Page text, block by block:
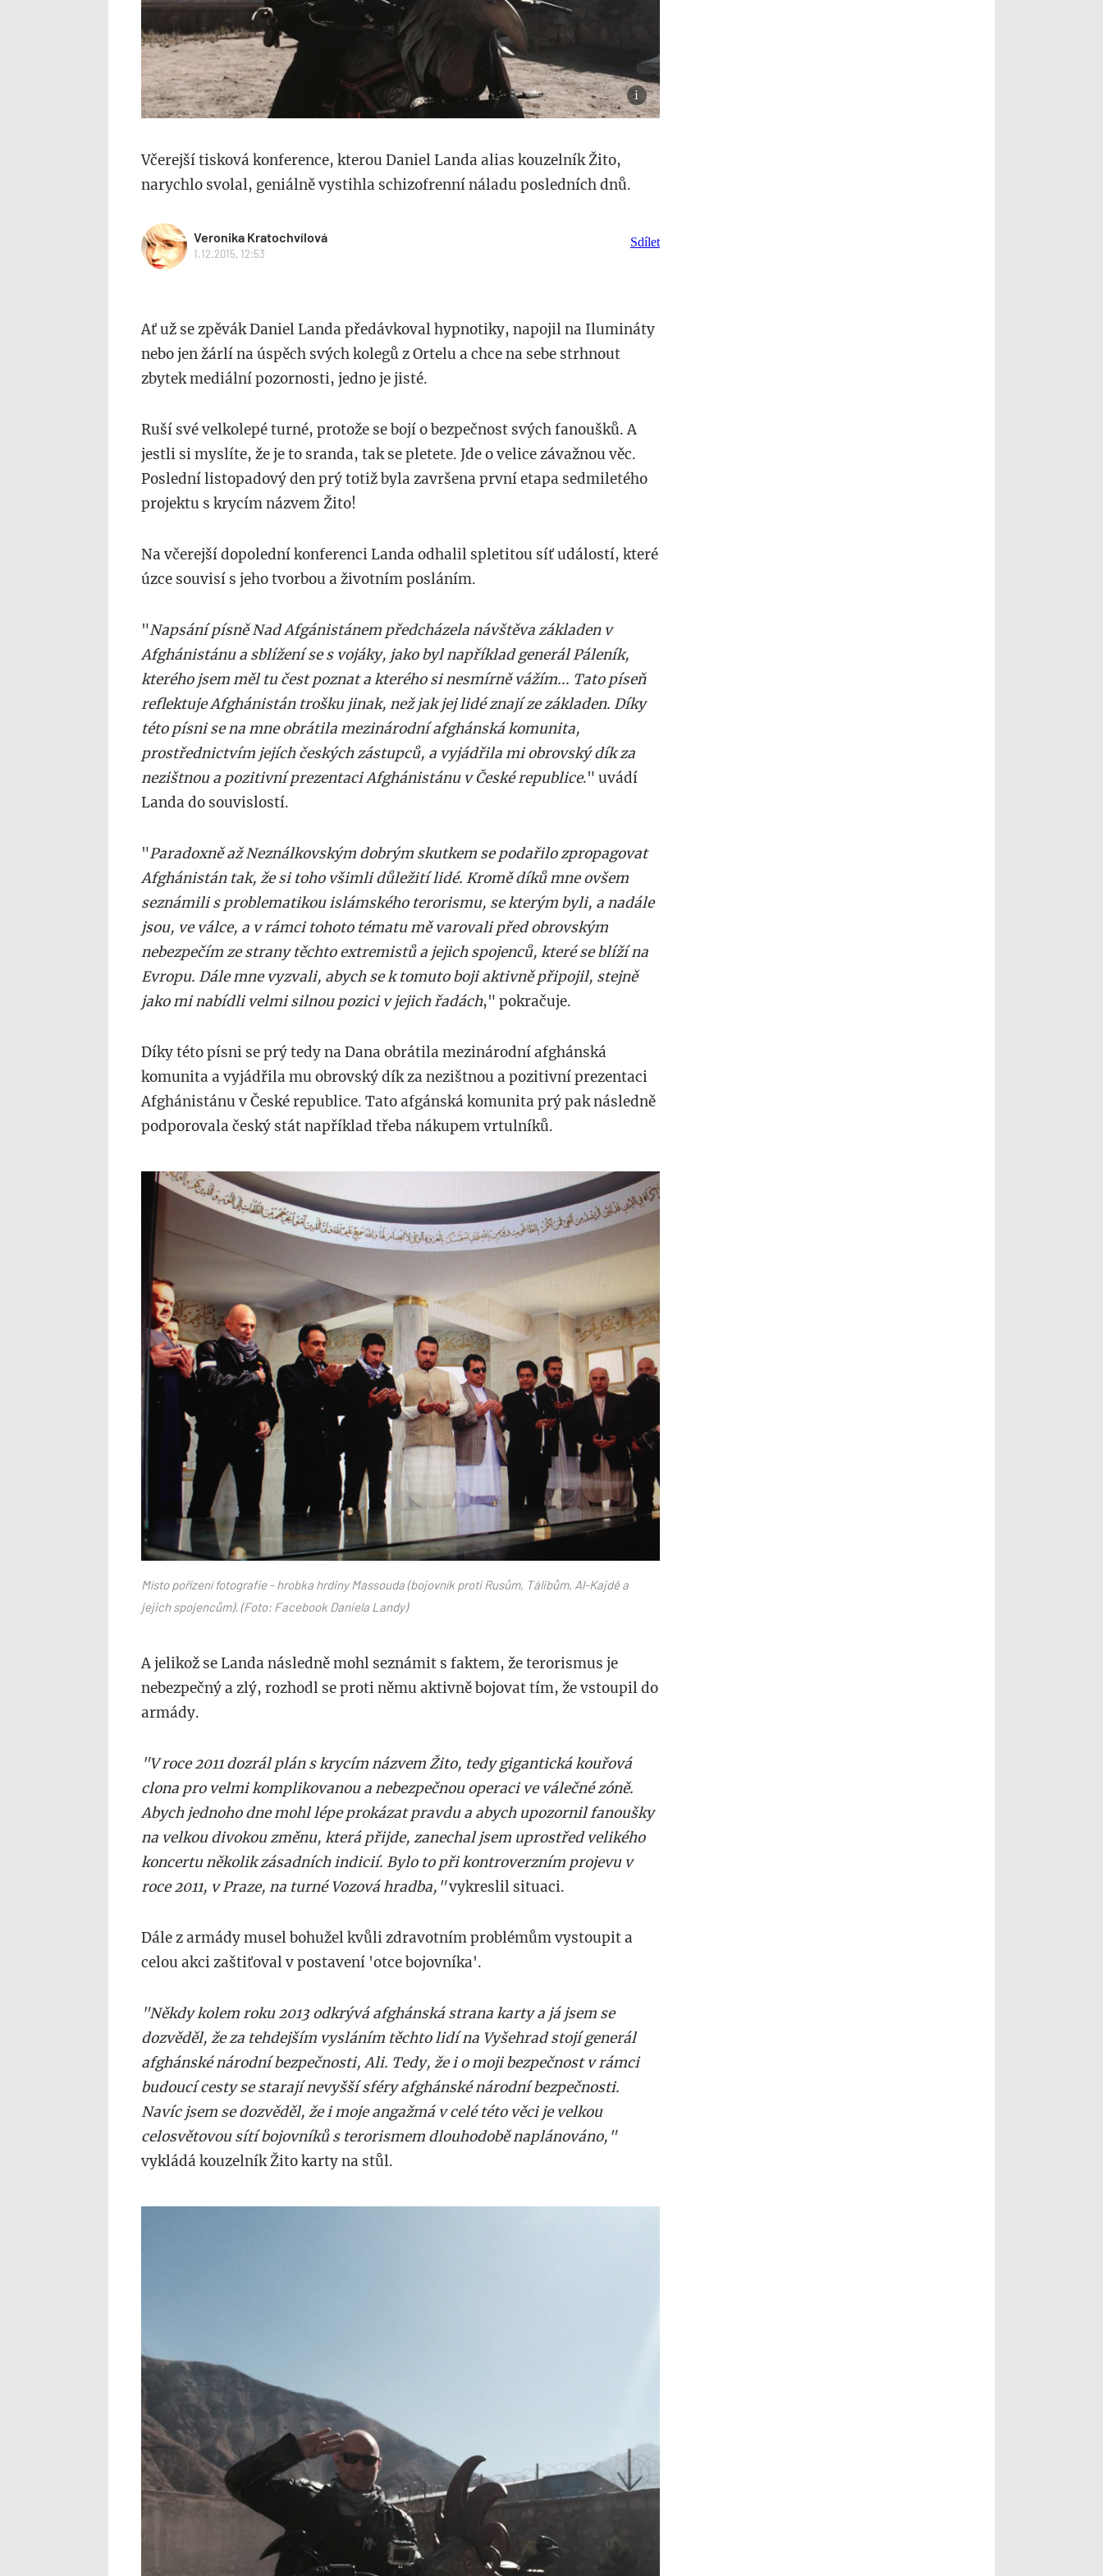
Včerejší tisková konference, kterou Daniel Landa alias kouzelník Žito,
narychlo svolal, geniálně vystihla schizofrenní náladu posledních dnů.
Veronika Kratochvílová
1.12.2015, 12:53
Sdílet
Ať už se zpěvák Daniel Landa předávkoval hypnotiky, napojil na Ilumináty
nebo jen žárlí na úspěch svých kolegů z Ortelu a chce na sebe strhnout
zbytek mediální pozornosti, jedno je jisté.
Ruší své velkolepé turné, protože se bojí o bezpečnost svých fanoušků. A
jestli si myslíte, že je to sranda, tak se pletete. Jde o velice závažnou věc.
Poslední listopadový den prý totiž byla završena první etapa sedmiletého
projektu s krycím názvem Žito!
Na včerejší dopolední konferenci Landa odhalil spletitou síť událostí, které
úzce souvisí s jeho tvorbou a životním posláním.
"Napsání písně Nad Afgánistánem předcházela návštěva základen v
Afghánistánu a sblížení se s vojáky, jako byl například generál Páleník,
kterého jsem měl tu čest poznat a kterého si nesmírně vážím... Tato píseň
reflektuje Afghánistán trošku jinak, než jak jej lidé znají ze základen. Díky
této písni se na mne obrátila mezinárodní afghánská komunita,
prostřednictvím jejích českých zástupců, a vyjádřila mi obrovský dík za
nezištnou a pozitivní prezentaci Afghánistánu v České republice." uvádí
Landa do souvislostí.
"Paradoxně až Neználkovským dobrým skutkem se podařilo zpropagovat
Afghánistán tak, že si toho všimli důležití lidé. Kromě díků mne ovšem
seznámili s problematikou islámského terorismu, se kterým byli, a nadále
jsou, ve válce, a v rámci tohoto tématu mě varovali před obrovským
nebezpečím ze strany těchto extremistů a jejich spojenců, které se blíží na
Evropu. Dále mne vyzvali, abych se k tomuto boji aktivně připojil, stejně
jako mi nabídli velmi silnou pozici v jejich řadách," pokračuje.
Díky této písni se prý tedy na Dana obrátila mezinárodní afghánská
komunita a vyjádřila mu obrovský dík za nezištnou a pozitivní prezentaci
Afghánistánu v České republice. Tato afgánská komunita prý pak následně
podporovala český stát například třeba nákupem vrtulníků.
landa.jpg
Místo pořízení fotografie - hrobka hrdiny Massouda (bojovník proti Rusům, Tálibům, Al-Kajdě a
jejich spojencům). (Foto: Facebook Daniela Landy)
A jelikož se Landa následně mohl seznámit s faktem, že terorismus je
nebezpečný a zlý, rozhodl se proti němu aktivně bojovat tím, že vstoupil do
armády.
"V roce 2011 dozrál plán s krycím názvem Žito, tedy gigantická kouřová
clona pro velmi komplikovanou a nebezpečnou operaci ve válečné zóně.
Abych jednoho dne mohl lépe prokázat pravdu a abych upozornil fanoušky
na velkou divokou změnu, která přijde, zanechal jsem uprostřed velikého
koncertu několik zásadních indicií. Bylo to při kontroverzním projevu v
roce 2011, v Praze, na turné Vozová hradba,"vykreslil situaci.
Dále z armády musel bohužel kvůli zdravotním problémům vystoupit a
celou akci zaštiťoval v postavení 'otce bojovníka'.
"Někdy kolem roku 2013 odkrývá afghánská strana karty a já jsem se
dozvěděl, že za tehdejším vysláním těchto lidí na Vyšehrad stojí generál
afghánské národní bezpečnosti, Ali. Tedy, že i o moji bezpečnost v rámci
budoucí cesty se starají nevyšší sféry afghánské národní bezpečnosti.
Navíc jsem se dozvěděl, že i moje angažmá v celé této věci je velkou
celosvětovou sítí bojovníků s terorismem dlouhodobě naplánováno,"
vykládá kouzelník Žito karty na stůl.